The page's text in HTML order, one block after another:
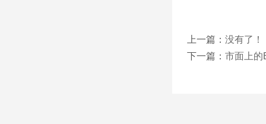
上一篇： 没有了！
下一篇： 市面上的